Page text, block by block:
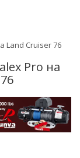
Land Cruiser 76
Pro на